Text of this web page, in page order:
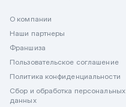
О компании
Наши партнеры
Франшиза
Пользовательское соглашение
Политика конфиденциальности
Сбор и обработка персональных
данных